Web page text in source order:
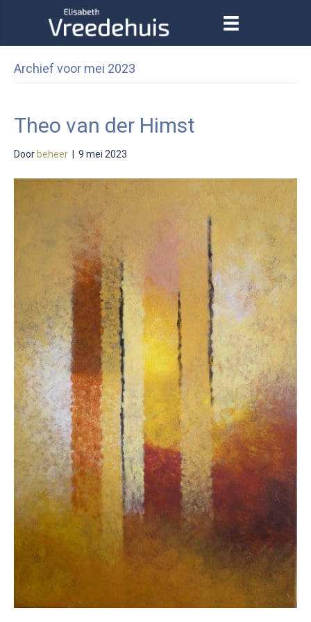
Archief voor mei 2023
Theo van der Himst
Door beheer 9 mei 2023